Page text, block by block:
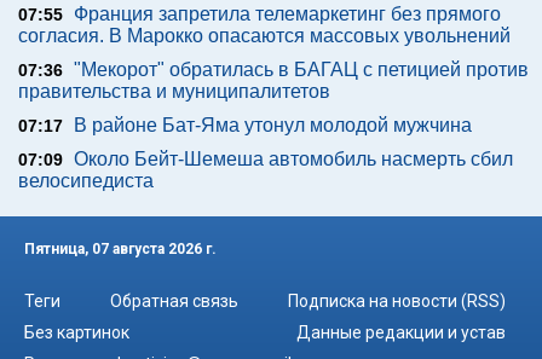
07:55
Франция запретила телемаркетинг без прямого
согласия. В Марокко опасаются массовых увольнений
07:36 "Мекорот" обратилась в БАГАЦ с петицией против
правительства и муниципалитетов
07:17 В районе Бат-Яма утонул молодой мужчина
07:09 Около Бейт-Шемеша автомобиль насмерть сбил
велосипедиста
Пятница, 07 августа 2026 г.
Теги Обратная связь
Подписка на новости (RSS)
Без картинок
Данные редакции и устав